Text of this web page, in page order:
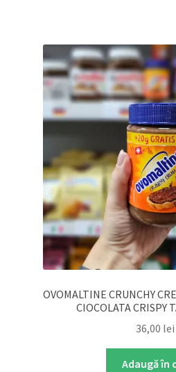
OVOMALTINE CRUNCHY
CIOCOLATA CRISPY
36,00 lei
Adaugă în